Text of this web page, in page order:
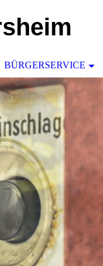
BÜRGERSERVICE